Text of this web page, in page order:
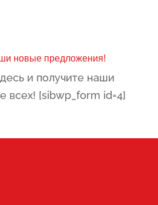
новые предложения!
и получите наши
всех! [sibwp_form id=4]